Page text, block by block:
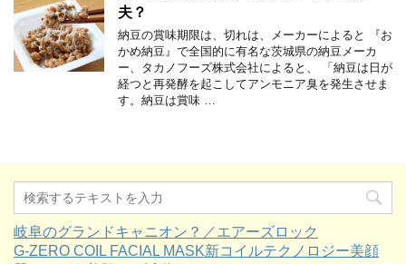
夫？
納豆の賞味期限は、切れは、メーカーによると 『お
かめ納豆』で全国的に有名な茨城県の納豆メーカ
ー、タカノフーズ株式会社によると、 「納豆は日が
経つと再発酵を起こしてアンモニア臭を発生させま
す。納豆は賞味 …
岐阜のグランドキャニオン？／エアーズロック
G-ZERO COIL FACIAL MASK新コイルテクノロジー美顔